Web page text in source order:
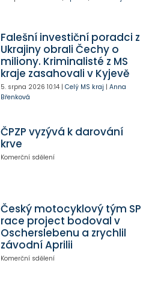
Falešní investiční poradci z
Ukrajiny obrali Čechy o
miliony. Kriminalisté z MS
kraje zasahovali v Kyjevě
5. srpna 2026 10:14| Celý MS kraj | Anna
Břenková
ČPZP vyzývá k darování
krve
Komerční sdělení
Český motocyklový tým SP
race project bodoval v
Oscherslebenu a zrychlil
závodní Aprilii
Komerční sdělení